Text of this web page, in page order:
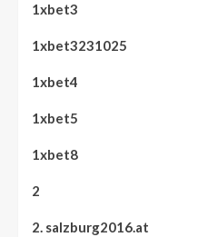
1xbet3
1xbet3231025
1xbet4
1xbet5
1xbet8
2
2. salzburg2016.at